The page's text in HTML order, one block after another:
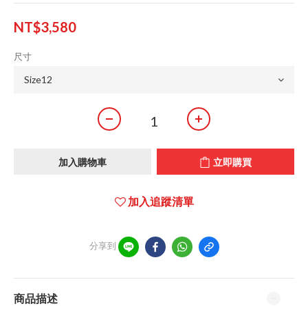
NT$3,580
尺寸
加入購物車 立即購買
加入追蹤清單
分享到
商品描述